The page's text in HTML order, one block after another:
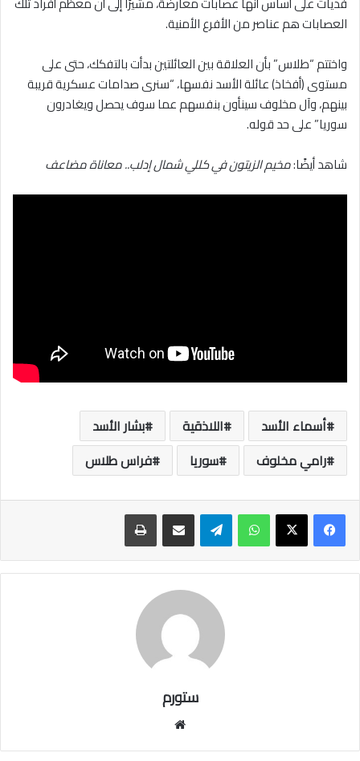
العصابات هم عناصر من الأفرع الأمنية.
واختتم “طلاس” بأن العلاقة بين العائلتين بدأت بالتفكك، حتى على
مستوى (أفخاذ) عائلة الأسد نفسها، “سنرى صدامات عسكرية قريبة
بينهم، وآل مخلوف سينأون بنفسهم عما سوف يحصل ويغادرون
سوريا” على حد قوله.
شاهد أيضًا:مخيم الزيتون في كللي شمال إدلب.. معاناة مضاعف
أسماء الأسد اللاذقية
بشار الأسد
رامي مخلوف
سوريا فراس طلاس
واتساب تيلقرام
ستورم